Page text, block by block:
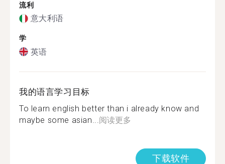
流利
意大利语
学
英语
我的语言学习目标
To learn english better than i already know and
maybe some asian... 阅读更多
下载软件